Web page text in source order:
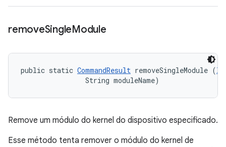
removeSingleModule
public static CommandResult removeSingleModule (
                String moduleName)
Remove um módulo do kernel do dispositivo especificado.
Esse método tenta remover o módulo do kernel de